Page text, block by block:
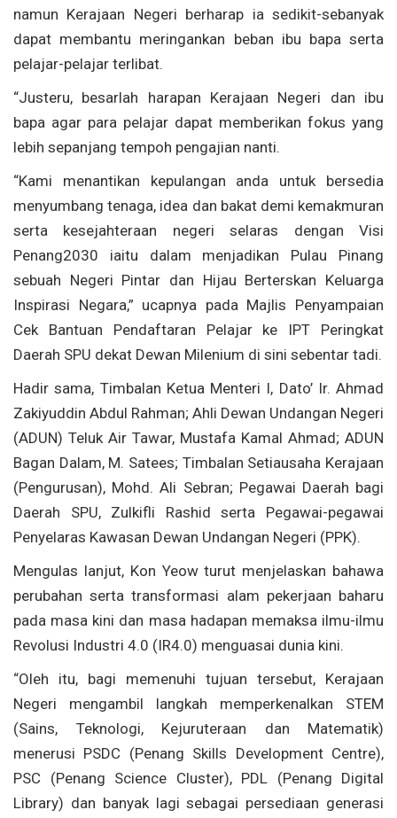
namun Kerajaan Negeri berharap ia sedikit-sebanyak
dapat membantu meringankan beban ibu bapa serta
pelajar-pelajar terlibat.
“Justeru, besarlah harapan Kerajaan Negeri dan ibu
bapa agar para pelajar dapat memberikan fokus yang
lebih sepanjang tempoh pengajian nanti.
“Kami menantikan kepulangan anda untuk bersedia
menyumbang tenaga, idea dan bakat demi kemakmuran
serta kesejahteraan negeri selaras dengan Visi
Penang2030 iaitu dalam menjadikan Pulau Pinang
sebuah Negeri Pintar dan Hijau Berterskan Keluarga
Inspirasi Negara,” ucapnya pada Majlis Penyampaian
Cek Bantuan Pendaftaran Pelajar ke IPT Peringkat
Daerah SPU dekat Dewan Milenium di sini sebentar tadi.
Hadir sama, Timbalan Ketua Menteri I, Dato’ Ir. Ahmad
Zakiyuddin Abdul Rahman; Ahli Dewan Undangan Negeri
(ADUN) Teluk Air Tawar, Mustafa Kamal Ahmad; ADUN
Bagan Dalam, M. Satees; Timbalan Setiausaha Kerajaan
(Pengurusan), Mohd. Ali Sebran; Pegawai Daerah bagi
Daerah SPU, Zulkifli Rashid serta Pegawai-pegawai
Penyelaras Kawasan Dewan Undangan Negeri (PPK).
Mengulas lanjut, Kon Yeow turut menjelaskan bahawa
perubahan serta transformasi alam pekerjaan baharu
pada masa kini dan masa hadapan memaksa ilmu-ilmu
Revolusi Industri 4.0 (IR4.0) menguasai dunia kini.
“Oleh itu, bagi memenuhi tujuan tersebut, Kerajaan
Negeri mengambil langkah memperkenalkan STEM
(Sains, Teknologi, Kejuruteraan dan Matematik)
menerusi PSDC (Penang Skills Development Centre),
PSC (Penang Science Cluster), PDL (Penang Digital
Library) dan banyak lagi sebagai persediaan generasi